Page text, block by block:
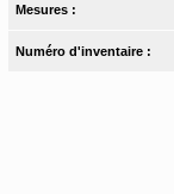
Mesures :
Numéro d'inventaire :